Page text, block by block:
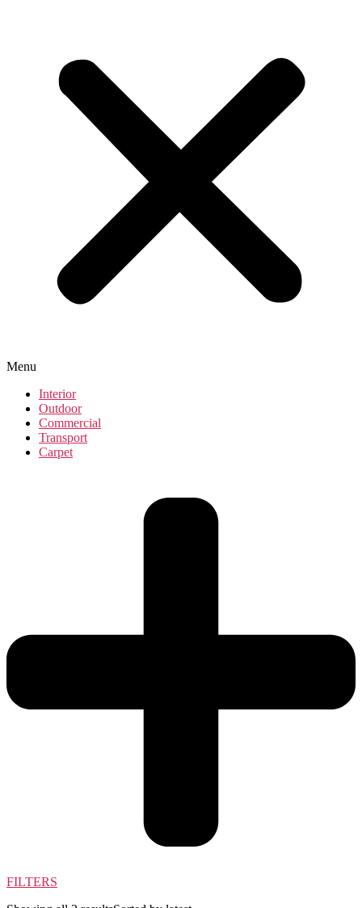
Menu
Interior
Outdoor
Commercial
Transport
Carpet
FILTERS